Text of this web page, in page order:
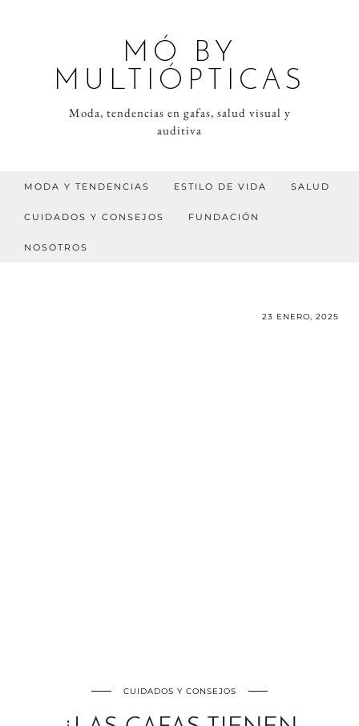
MÓ BY
MULTIÓPTICAS
Moda, tendencias en gafas, salud visual y
auditiva
MODA Y TENDENCIAS ESTILO DE VIDA SALUD
CUIDADOS Y CONSEJOS FUNDACIÓN
NOSOTROS
23 ENERO, 2025
CUIDADOS Y CONSEJOS